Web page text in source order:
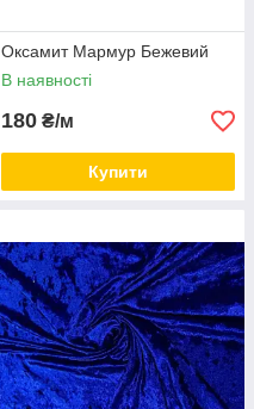
Оксамит Мармур Бежевий
В наявності
180 ₴/м
Купити